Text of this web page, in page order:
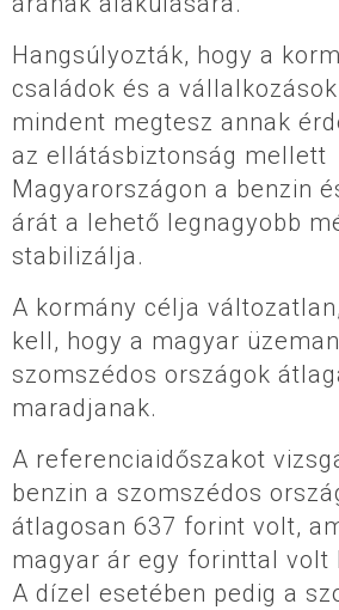
Hangsúlyozták, hogy a
családok és a
mindent megtesz annak
az ellátásbiztonság mellett
Magyarországon a benzin
árát a lehető legnagyobb
stabilizálja.
A kormány célja
kell, hogy a magyar
szomszédos országok
maradjanak.
A referenciaidőszakot
benzin a szomszédos
átlagosan 637 forint volt,
magyar ár egy forinttal volt
A dízel esetében pedig a